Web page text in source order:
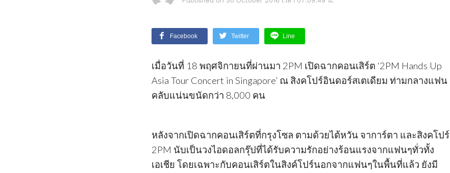
Facebook Twitter Line
เมื่อวันที่ 18 พฤศจิกายนที่ผ่านมา 2PM เปิดฉากคอนเสิร์ต ‘2PM Hands Up
Asia Tour Concert in Singapore’ ณ สิงคโปร์อินดอร์สเตเดียม ท่ามกลางแฟน
คลับแน่นขนัดกว่า 8,000 คน
หลังจากเปิดฉากคอนเสิร์ตที่กรุงโซล ตามด้วยไต้หวัน จาการ์ตา และสิงคโปร์
2PM นับเป็นวงไอดอลกรุ๊ปที่ได้รับความรักอย่างร้อนแรงจากแฟนๆทั่วทั้ง
เอเชีย โดยเฉพาะกับคอนเสิร์ตในสิงค์โปร์นอกจากแฟนๆในพื้นที่แล้ว ยังมี